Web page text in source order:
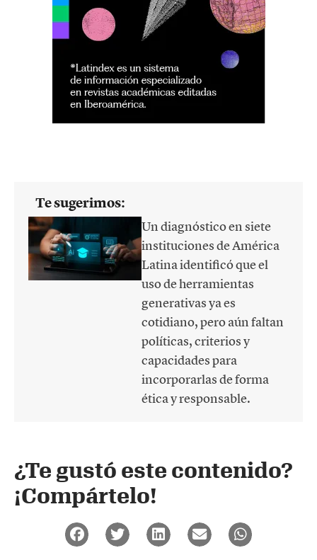
Te sugerimos:
Un diagnóstico en siete
instituciones de América
Latina identificó que el
uso de herramientas
generativas ya es
cotidiano, pero aún faltan
políticas, criterios y
capacidades para
incorporarlas de forma
ética y responsable.
¿Te gustó este contenido?
¡Compártelo!